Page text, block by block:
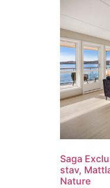
Saga
stav,
Nature